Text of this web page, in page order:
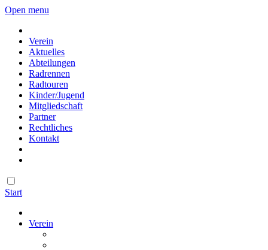
Open menu
Verein
Aktuelles
Abteilungen
Radrennen
Radtouren
Kinder/Jugend
Mitgliedschaft
Partner
Rechtliches
Kontakt
Start
Verein